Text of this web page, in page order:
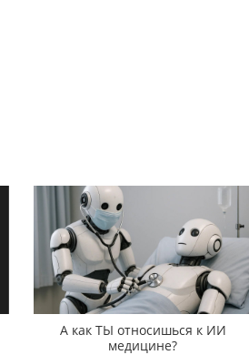
А как ТЫ относишься к ИИ
медицине?